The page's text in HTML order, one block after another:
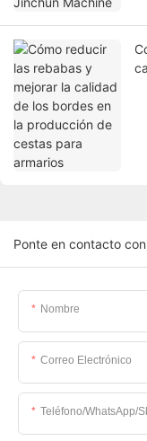
Ponte en contacto
Nombre
Correo Electrónico
Teléfono/WhatsApp/